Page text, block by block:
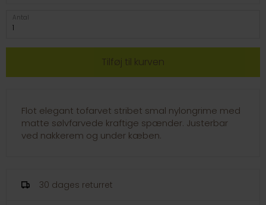
Antal
Flot elegant tofarvet stribet smal nylongrime med
matte sølvfarvede kraftige spænder. Justerbar
ved nakkerem og under kæben.
30 dages returret